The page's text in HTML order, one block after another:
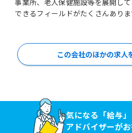
できるフィールドがたくさんありま
この会社のほかの求人
気になる「給与」
アドバイザーが